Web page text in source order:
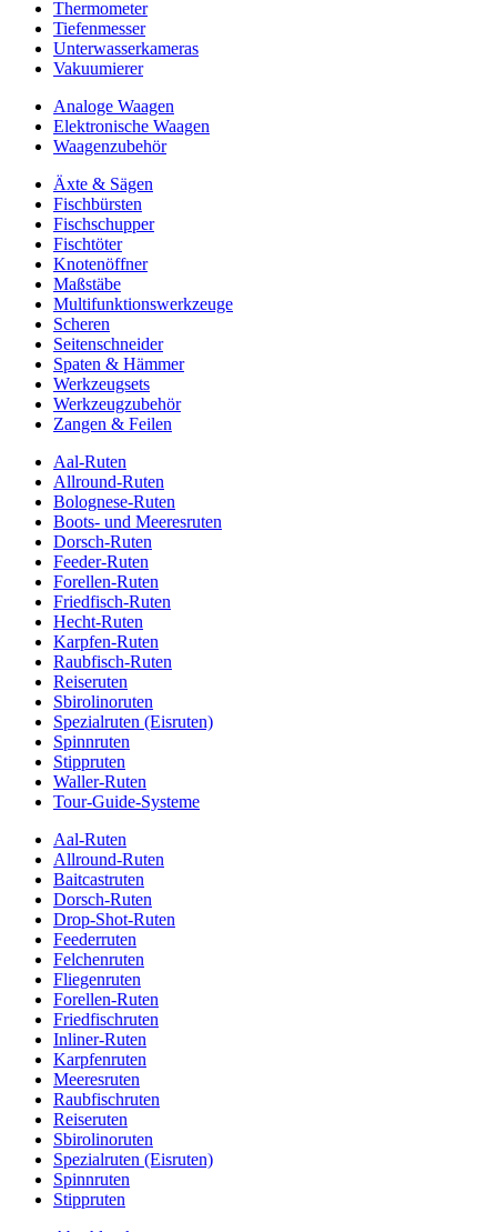
Thermometer
Tiefenmesser
Unterwasserkameras
Vakuumierer
Analoge Waagen
Elektronische Waagen
Waagenzubehör
Äxte & Sägen
Fischbürsten
Fischschupper
Fischtöter
Knotenöffner
Maßstäbe
Multifunktionswerkzeuge
Scheren
Seitenschneider
Spaten & Hämmer
Werkzeugsets
Werkzeugzubehör
Zangen & Feilen
Aal-Ruten
Allround-Ruten
Bolognese-Ruten
Boots- und Meeresruten
Dorsch-Ruten
Feeder-Ruten
Forellen-Ruten
Friedfisch-Ruten
Hecht-Ruten
Karpfen-Ruten
Raubfisch-Ruten
Reiseruten
Sbirolinoruten
Spezialruten (Eisruten)
Spinnruten
Stippruten
Waller-Ruten
Tour-Guide-Systeme
Aal-Ruten
Allround-Ruten
Baitcastruten
Dorsch-Ruten
Drop-Shot-Ruten
Feederruten
Felchenruten
Fliegenruten
Forellen-Ruten
Friedfischruten
Inliner-Ruten
Karpfenruten
Meeresruten
Raubfischruten
Reiseruten
Sbirolinoruten
Spezialruten (Eisruten)
Spinnruten
Stippruten